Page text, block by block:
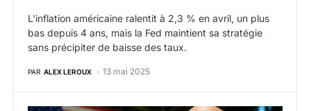
L'inflation américaine ralentit à 2,3 % en avril, un plus
bas depuis 4 ans, mais la Fed maintient sa stratégie
sans précipiter de baisse des taux.
PAR ALEX LEROUX 13 mai 2025